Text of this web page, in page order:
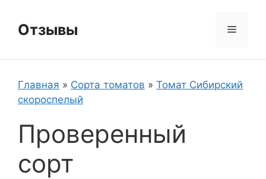
содержимому
Отзывы Меню
Главная » Сорта томатов » Томат Сибирский
скороспелый
Проверенный
сорт